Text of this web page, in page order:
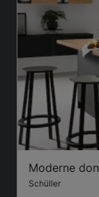
Moderne
Schüller